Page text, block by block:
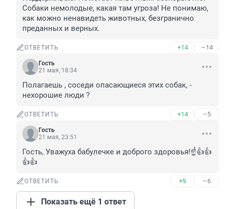
Собаки немолодые, какая там угроза! Не понимаю,
как можно ненавидеть животных, безгранично
преданных и верных.
ОТВЕТИТЬ +14 –14
Гость
21 мая, 18:34
Полагаешь , соседи опасающиеся этих собак, -
нехорошие люди ?
ОТВЕТИТЬ +14 –5
Гость
21 мая, 23:51
Гость, Уважуха бабулечке и доброго здоровья!☝️👍👍
👍👍
ОТВЕТИТЬ +9 –6
Показать ещё 1 ответ